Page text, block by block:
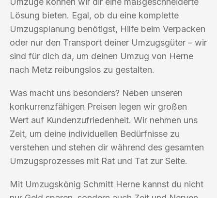
Lösung bieten. Egal, ob du eine komplette
Umzugsplanung benötigst, Hilfe beim Verpacken
oder nur den Transport deiner Umzugsgüter – wir
sind für dich da, um deinen Umzug von Herne
nach Metz reibungslos zu gestalten.
Was macht uns besonders? Neben unseren
konkurrenzfähigen Preisen legen wir großen
Wert auf Kundenzufriedenheit. Wir nehmen uns
Zeit, um deine individuellen Bedürfnisse zu
verstehen und stehen dir während des gesamten
Umzugsprozesses mit Rat und Tat zur Seite.
Mit Umzugskönig Schmitt Herne kannst du nicht